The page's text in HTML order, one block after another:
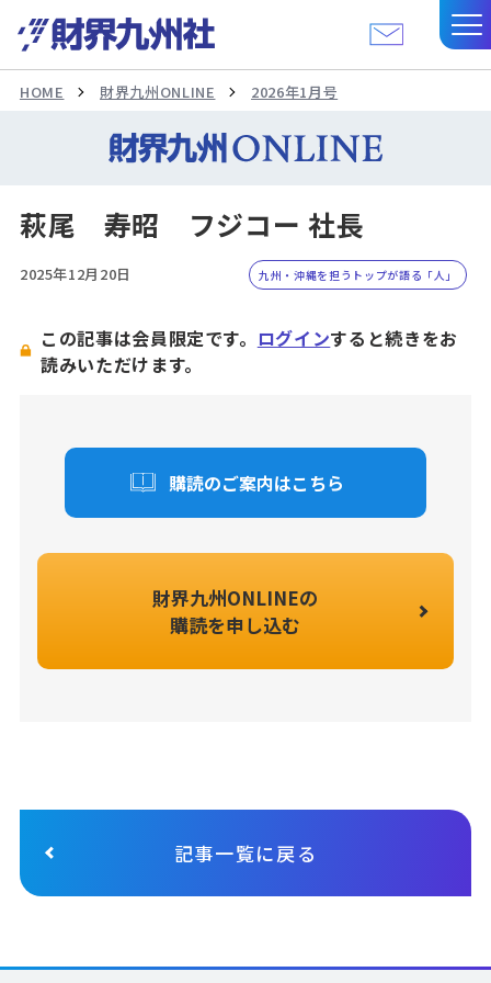
HOME 財界九州ONLINE 2026年1月号
萩尾 寿昭 フジコー 社長
2025年12月20日 九州・沖縄を担うトップが語る「人」
この記事は会員限定です。 ログインすると続きをお
読みいただけます。
購読のご案内はこちら
財界九州ONLINEの
購読を申し込む
記事一覧に戻る